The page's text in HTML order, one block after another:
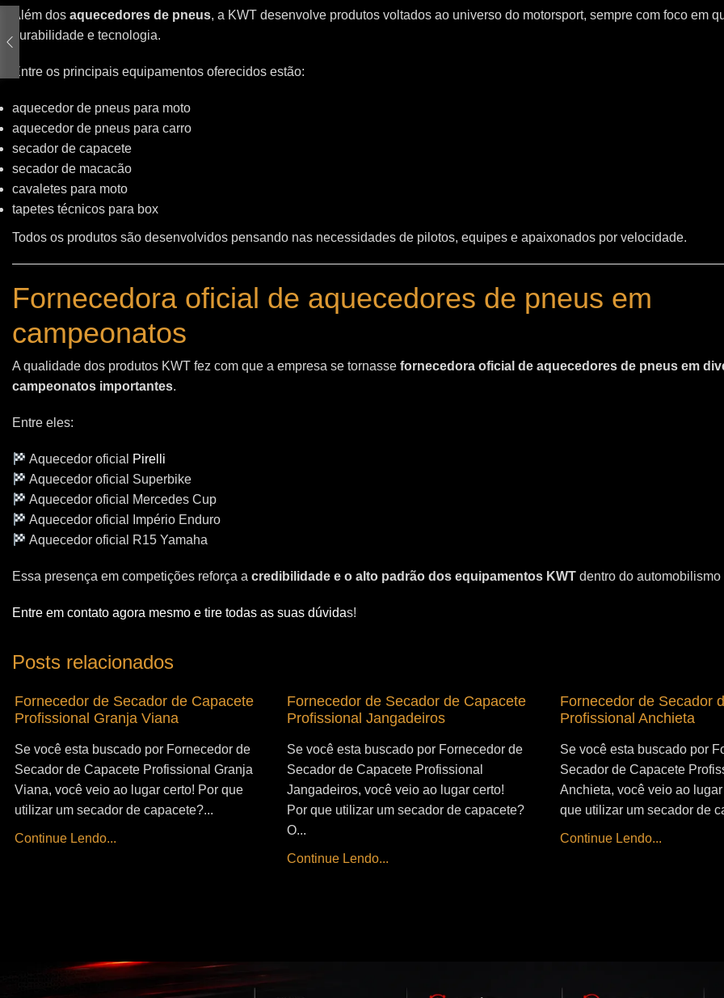
Além dos aquecedores de pneus, a KWT desenvolve produtos voltados ao universo do motorsport, sempre com foco em
durabilidade e tecnologia.
Entre os principais equipamentos oferecidos estão:
aquecedor de pneus para moto
aquecedor de pneus para carro
secador de capacete
secador de macacão
cavaletes para moto
tapetes técnicos para box
Todos os produtos são desenvolvidos pensando nas necessidades de pilotos, equipes e apaixonados por velocidade.
Fornecedora oficial de aquecedores de pneus em
campeonatos
A qualidade dos produtos KWT fez com que a empresa se tornasse fornecedora oficial de aquecedores de pneus em
campeonatos importantes.
Entre eles:
Aquecedor oficial Pirelli
Aquecedor oficial Superbike
Aquecedor oficial Mercedes Cup
Aquecedor oficial Império Enduro
Aquecedor oficial R15 Yamaha
Essa presença em competições reforça a credibilidade e o alto padrão dos equipamentos KWT dentro do automobilismo
Entre em contato agora mesmo e tire todas as suas dúvidas!
Posts relacionados
Fornecedor de Secador de Capacete
Profissional Granja Viana
Se você esta buscado por Fornecedor de
Secador de Capacete Profissional Granja
Viana, você veio ao lugar certo! Por que
utilizar um secador de capacete?...
Continue Lendo...
Fornecedor de Secador de Capacete
Profissional Jangadeiros
Se você esta buscado por Fornecedor de
Secador de Capacete Profissional
Jangadeiros, você veio ao lugar certo!
Por que utilizar um secador de capacete?
O...
Continue Lendo...
Fornecedor de Secador
Profissional Anchieta
Se você esta buscado por
Secador de Capacete
Anchieta, você veio ao
que utilizar um secador de
Continue Lendo...